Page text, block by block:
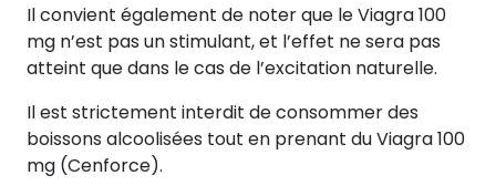
Il convient également de noter que le Viagra 100
mg n’est pas un stimulant, et l’effet ne sera pas
atteint que dans le cas de l’excitation naturelle.
Il est strictement interdit de consommer des
boissons alcoolisées tout en prenant du Viagra 100
mg (Cenforce).